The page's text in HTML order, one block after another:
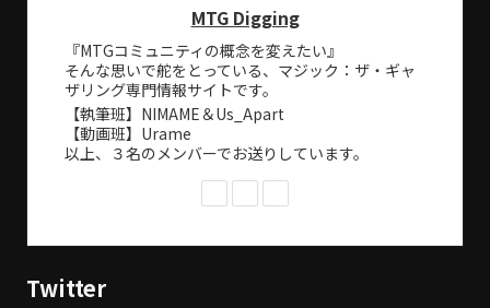
MTG Digging
『MTGコミュニティの概念を変えたい』
そんな思いで舵をとっている、マジック：ザ・ギャ
ザリング専門情報サイトです。
【執筆班】NIMAME＆Us_Apart
【動画班】Urame
以上、３名のメンバーでお送りしています。
Twitter